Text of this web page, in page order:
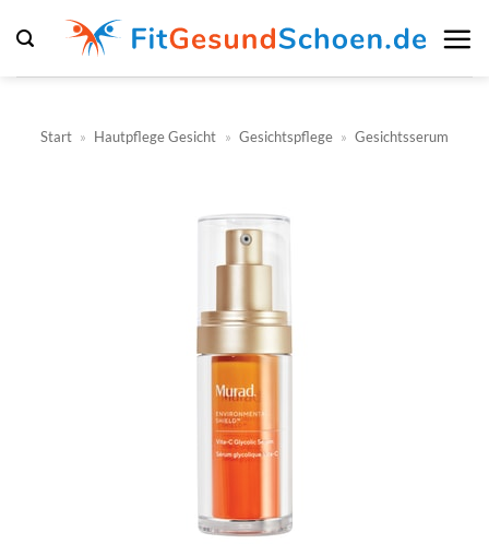
Inhalt
springen
Start » Hautpflege Gesicht » Gesichtspflege » Gesichtsserum